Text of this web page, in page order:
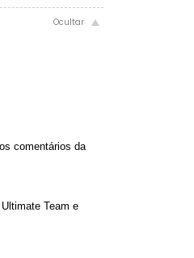
comentários da
Team e